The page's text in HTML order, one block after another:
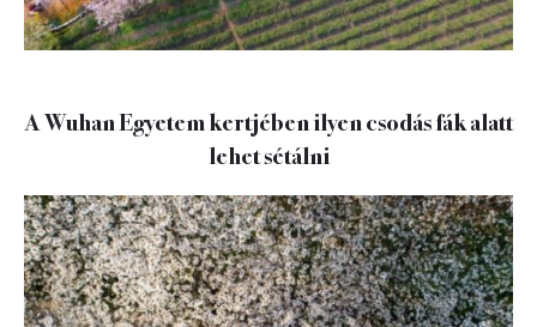
A Wuhan Egyetem kertjében ilyen csodás fák alatt
lehet sétálni